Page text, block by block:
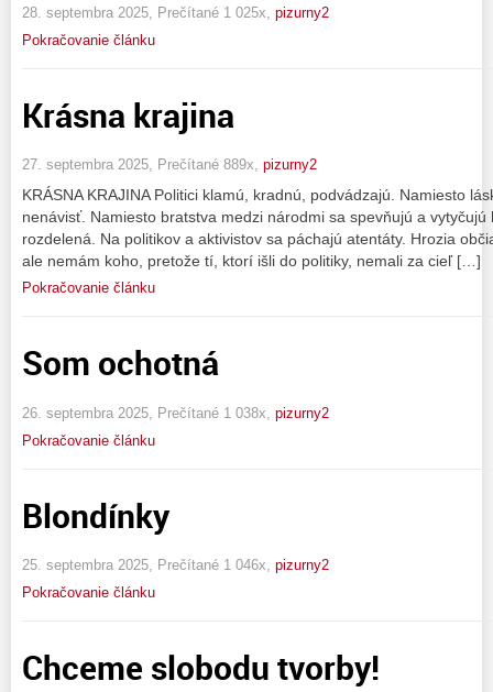
28. septembra 2025, Prečítané 1 025x, pizurny2
Pokračovanie článku
Krásna krajina
27. septembra 2025, Prečítané 889x, pizurny2
KRÁSNA KRAJINA Politici klamú, kradnú, podvádzajú. Namiesto
nenávisť. Namiesto bratstva medzi národmi sa spevňujú a
rozdelená. Na politikov a aktivistov sa páchajú atentáty. Hrozia
ale nemám koho, pretože tí, ktorí išli do politiky, nemali za cieľ […]
Pokračovanie článku
Som ochotná
26. septembra 2025, Prečítané 1 038x, pizurny2
Pokračovanie článku
Blondínky
25. septembra 2025, Prečítané 1 046x, pizurny2
Pokračovanie článku
Chceme slobodu tvorby!